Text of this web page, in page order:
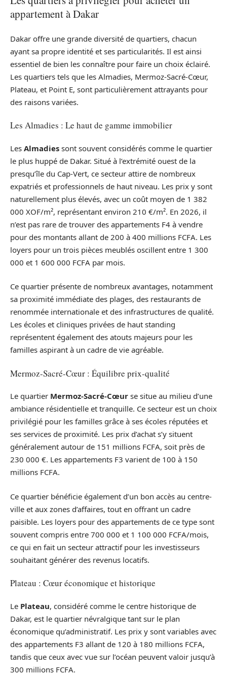
appartement à Dakar
Dakar offre une grande diversité de quartiers, chacun
ayant sa propre identité et ses particularités. Il est ainsi
essentiel de bien les connaître pour faire un choix éclairé.
Les quartiers tels que les Almadies, Mermoz-Sacré-Cœur,
Plateau, et Point E, sont particulièrement attrayants pour
des raisons variées.
Les Almadies : Le haut de gamme immobilier
Les Almadies sont souvent considérés comme le quartier
le plus huppé de Dakar. Situé à l’extrémité ouest de la
presqu’île du Cap-Vert, ce secteur attire de nombreux
expatriés et professionnels de haut niveau. Les prix y sont
naturellement plus élevés, avec un coût moyen de 1 382
000 XOF/m², représentant environ 210 €/m². En 2026, il
n’est pas rare de trouver des appartements F4 à vendre
pour des montants allant de 200 à 400 millions FCFA. Les
loyers pour un trois pièces meublés oscillent entre 1 300
000 et 1 600 000 FCFA par mois.
Ce quartier présente de nombreux avantages, notamment
sa proximité immédiate des plages, des restaurants de
renommée internationale et des infrastructures de qualité.
Les écoles et cliniques privées de haut standing
représentent également des atouts majeurs pour les
familles aspirant à un cadre de vie agréable.
Mermoz-Sacré-Cœur : Équilibre prix-qualité
Le quartier Mermoz-Sacré-Cœur se situe au milieu d’une
ambiance résidentielle et tranquille. Ce secteur est un choix
privilégié pour les familles grâce à ses écoles réputées et
ses services de proximité. Les prix d’achat s’y situent
généralement autour de 151 millions FCFA, soit près de
230 000 €. Les appartements F3 varient de 100 à 150
millions FCFA.
Ce quartier bénéficie également d’un bon accès au centre-
ville et aux zones d’affaires, tout en offrant un cadre
paisible. Les loyers pour des appartements de ce type sont
souvent compris entre 700 000 et 1 100 000 FCFA/mois,
ce qui en fait un secteur attractif pour les investisseurs
souhaitant générer des revenus locatifs.
Plateau : Cœur économique et historique
Le Plateau, considéré comme le centre historique de
Dakar, est le quartier névralgique tant sur le plan
économique qu’administratif. Les prix y sont variables avec
des appartements F3 allant de 120 à 180 millions FCFA,
tandis que ceux avec vue sur l’océan peuvent valoir jusqu’à
300 millions FCFA.